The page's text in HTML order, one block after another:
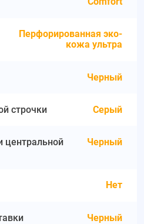
Перфорированная эко-
кожа ультра
Черный
строчки Серый
центральной
Черный
Нет
Черный